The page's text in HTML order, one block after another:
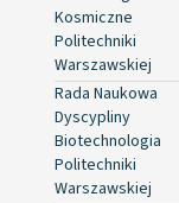
Kosmiczne
Politechniki
Warszawskiej
Rada Naukowa
Dyscypliny
Biotechnologia
Politechniki
Warszawskiej